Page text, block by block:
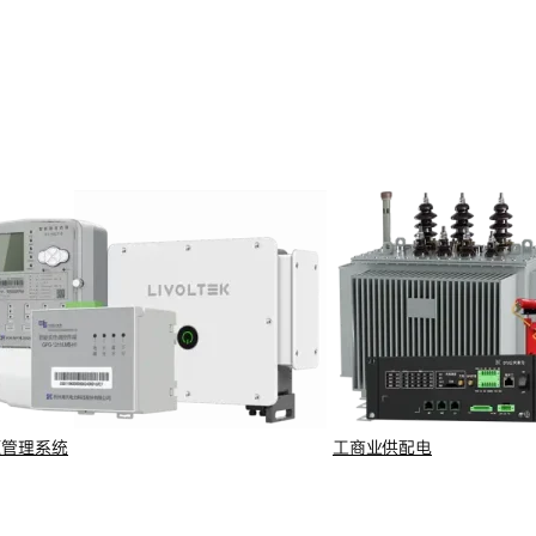
理系统 工商业供配电